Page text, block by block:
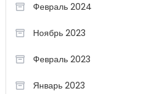
Февраль 2024
Ноябрь 2023
Февраль 2023
Январь 2023